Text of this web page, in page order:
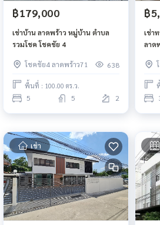
฿179,000
เช่าบ้าน ลาดพร้าว หมู่บ้าน ตำบล
รวมโชค โชคชัย 4
โชคชัย4 ลาดพร้าว71 638
พื้นที่ : 100.00 ตร.ว.
5 5 2
฿
เช่า
ลาด
ใกล้
เช่า